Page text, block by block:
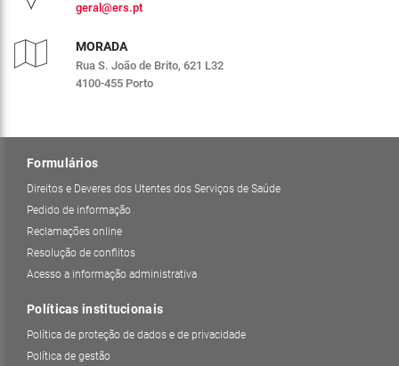
geral@ers.pt
MORADA
Rua S. João de Brito, 621 L32
4100-455 Porto
Formulários
Direitos e Deveres dos Utentes dos Serviços de Saúde
Pedido de informação
Reclamações online
Resolução de conflitos
Acesso a informação administrativa
Políticas institucionais
Política de proteção de dados e de privacidade
Política de gestão